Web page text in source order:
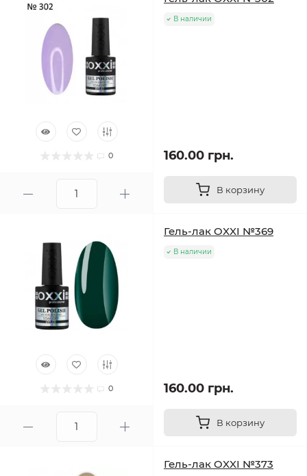
0
В наличии
160.00 грн.
В корзину
0
Гель-лак OXXI №369
В наличии
160.00 грн.
В корзину
Гель-лак OXXI №373